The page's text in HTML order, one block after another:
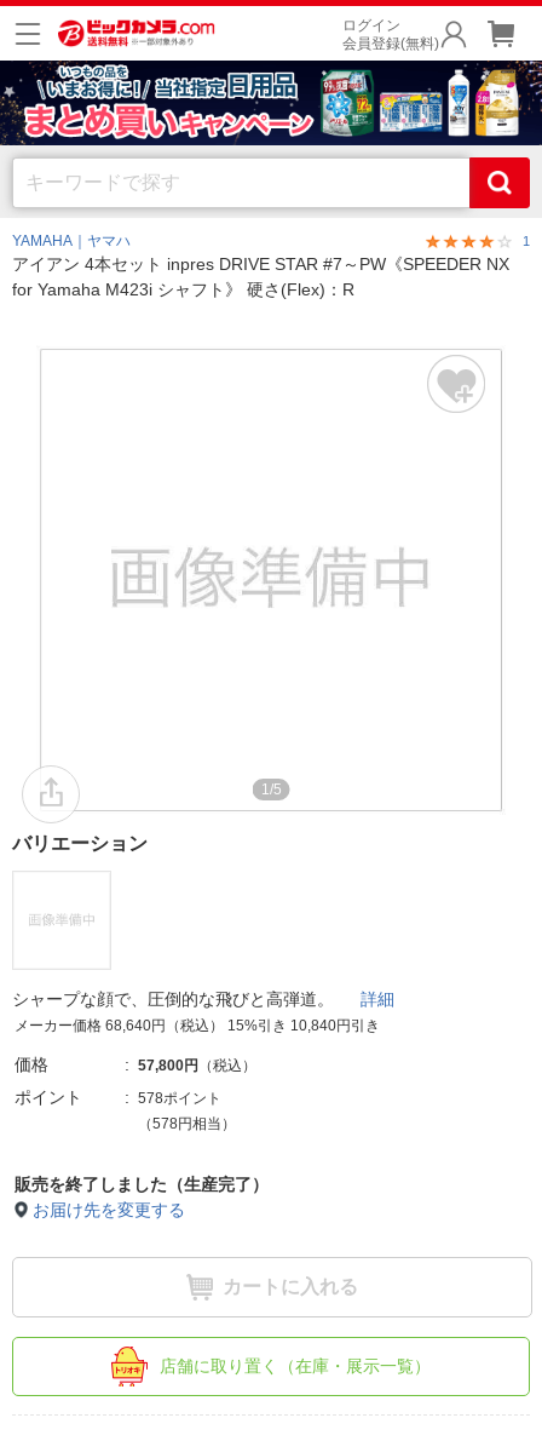
ログイン
会員登録(無料)
YAMAHA｜ヤマハ 1
アイアン 4本セット inpres DRIVE STAR #7～PW《SPEEDER NX
for Yamaha M423i シャフト》 硬さ(Flex)：R
1/5
バリエーション
シャープな顔で、圧倒的な飛びと高弾道。 詳細
メーカー価格 68,640円（税込） 15%引き 10,840円引き
価格 57,800円 （税込）
ポイント
578ポイント
（578円相当）
販売を終了しました（生産完了）
お届け先を変更する
カートに入れる
店舗に取り置く（在庫・展示一覧）